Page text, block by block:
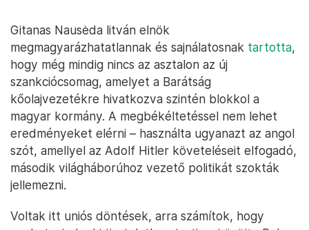
Gitanas Nausėda litván elnök
megmagyarázhatatlannak és sajnálatosnak tartotta,
hogy még mindig nincs az asztalon az új
szankciócsomag, amelyet a Barátság
kőolajvezetékre hivatkozva szintén blokkol a
magyar kormány. A megbékéltetéssel nem lehet
eredményeket elérni – használta ugyanazt az angol
szót, amellyel az Adolf Hitler követeléseit elfogadó,
második világháborúhoz vezető politikát szokták
jellemezni.
Voltak itt uniós döntések, arra számítok, hogy